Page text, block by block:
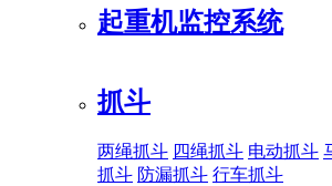
起重机监控系统
抓斗
两绳抓斗 四绳抓斗 电动抓斗
抓斗 防漏抓斗 行车抓斗